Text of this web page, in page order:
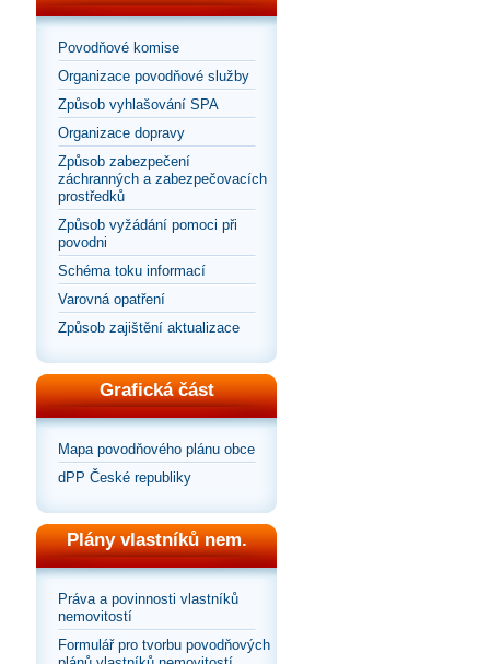
Povodňové komise
Organizace povodňové služby
Způsob vyhlašování SPA
Organizace dopravy
Způsob zabezpečení
záchranných a zabezpečovacích
prostředků
Způsob vyžádání pomoci při
povodni
Schéma toku informací
Varovná opatření
Způsob zajištění aktualizace
Grafická část
Mapa povodňového plánu obce
dPP České republiky
Plány vlastníků nem.
Práva a povinnosti vlastníků
nemovitostí
Formulář pro tvorbu povodňových